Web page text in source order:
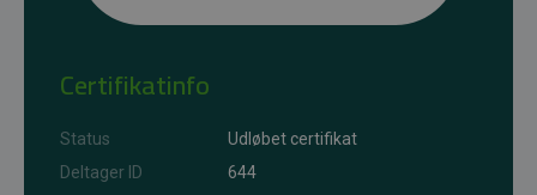
Certifikatinfo
Status
Udløbet certifikat
Deltager ID
644